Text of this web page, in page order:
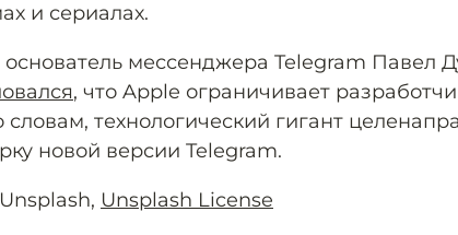
и сериалах.
основатель мессенджера Telegram Павел
, что Apple ограничивает
словам, технологический гигант
новой версии Telegram.
Unsplash License